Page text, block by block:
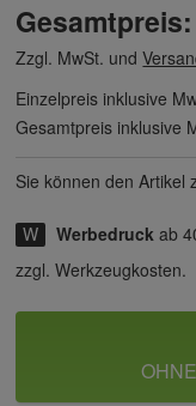
Gesamtpreis:
Zzgl. MwSt. und
Einzelpreis inklusive
Gesamtpreis inklusive
Sie können den Artikel
Werbedruck ab
zzgl. Werkzeugkosten.